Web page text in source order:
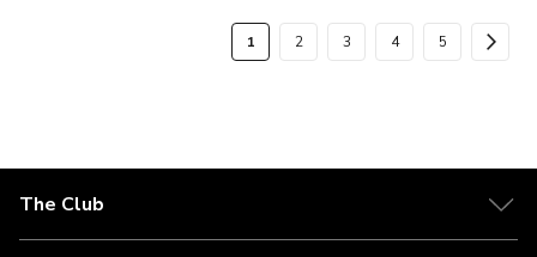
頁
您
1
頁
2
頁
3
頁
4
頁
5
The Club
關於 The Club